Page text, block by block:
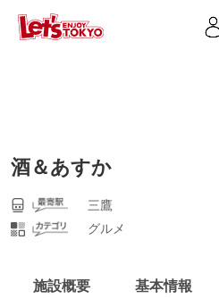
酒＆あすか
三鷹
グルメ
施設概要 基本情報